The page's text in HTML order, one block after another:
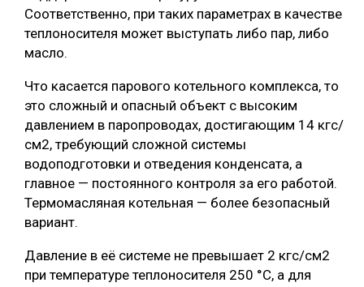
Соответственно, при таких параметрах в качестве
теплоносителя может выступать либо пар, либо
масло.
Что касается парового котельного комплекса, то
это сложный и опасный объект с высоким
давлением в паропроводах, достигающим 14 кгс/
см2, требующий сложной системы
водоподготовки и отведения конденсата, а
главное — постоянного контроля за его работой.
Термомасляная котельная — более безопасный
вариант.
Давление в её системе не превышает 2 кгс/см2
при температуре теплоносителя 250 °С, а для